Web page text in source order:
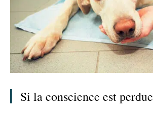
Si la conscience est perdue